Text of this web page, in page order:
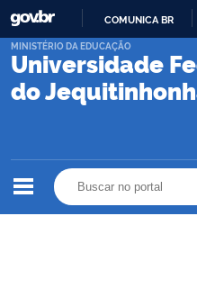
COMUNICA BR
Universidade
do
MINISTÉRIO DA EDUCAÇÃO